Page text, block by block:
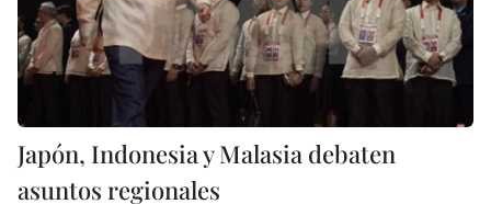
Japón, Indonesia y Malasia debaten
asuntos regionales